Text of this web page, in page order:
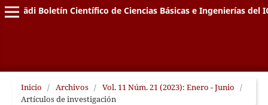
Pädi Boletín Científico de Ciencias Básicas e Ingenierías del
Inicio / Archivos / Vol. 11 Núm. 21 (2023): Enero - Junio /
Artículos de investigación